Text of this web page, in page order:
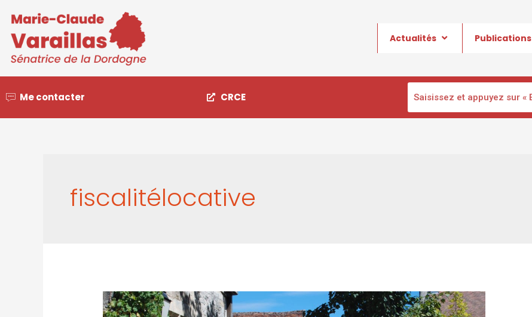
Actualités Publications
Me contacter CRCE
fiscalitélocative